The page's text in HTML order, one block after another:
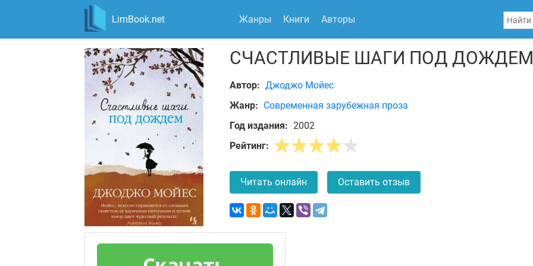
LimBook.net Жанры Книги Авторы
СЧАСТЛИВЫЕ ШАГИ ПОД ДОЖДЕМ
Автор: Джоджо Мойес
Жанр: Современная зарубежная проза
Год издания: 2002
Рейтинг:
Читать онлайн Оставить отзыв